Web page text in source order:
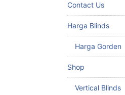
Contact Us
Harga Blinds
Harga Gorden
Shop
Vertical Blinds